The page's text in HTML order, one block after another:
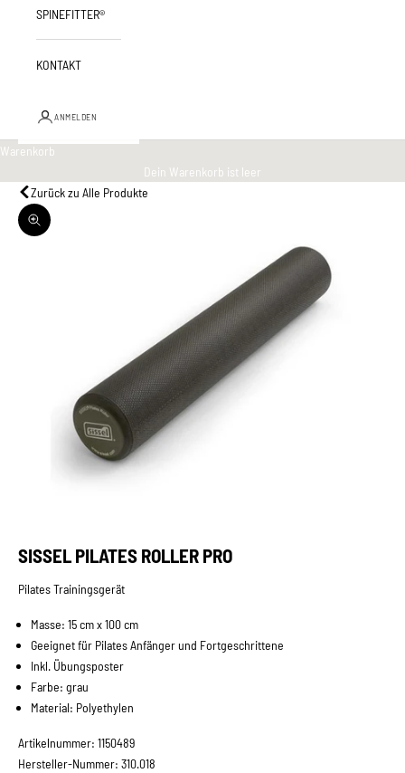
SPINEFITTER®
KONTAKT
ANMELDEN
Warenkorb
Dein Warenkorb ist leer
Zurück zu Alle Produkte
Bild vergrößern
SISSEL PILATES ROLLER PRO
Pilates Trainingsgerät
Masse: 15 cm x 100 cm
Geeignet für Pilates Anfänger und Fortgeschrittene
Inkl. Übungsposter
Farbe: grau
Material: Polyethylen
Artikelnummer: 1150489
Hersteller-Nummer: 310.018